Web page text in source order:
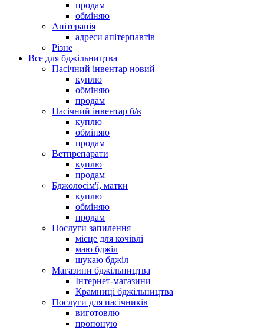
продам
обміняю
Апітерапія
адреси апітерпавтів
Різне
Все для бджільництва
Пасічний інвентар новий
куплю
обміняю
продам
Пасічний інвентар б/в
куплю
обміняю
продам
Ветпрепарати
куплю
продам
Бджолосім'ї, матки
куплю
обміняю
продам
Послуги запилення
місце для кочівлі
маю бджіл
шукаю бджіл
Магазини бджільництва
Інтернет-магазини
Крамниці бджільництва
Послуги для пасічників
виготовлю
пропоную